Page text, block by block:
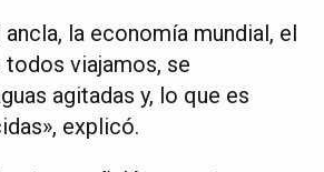
la economía mundial, el
viajamos, se
agitadas y, lo que es
explicó.